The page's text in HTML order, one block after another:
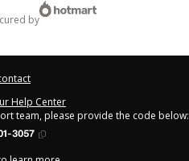
by
Help Center
team, please provide the code below:
3057